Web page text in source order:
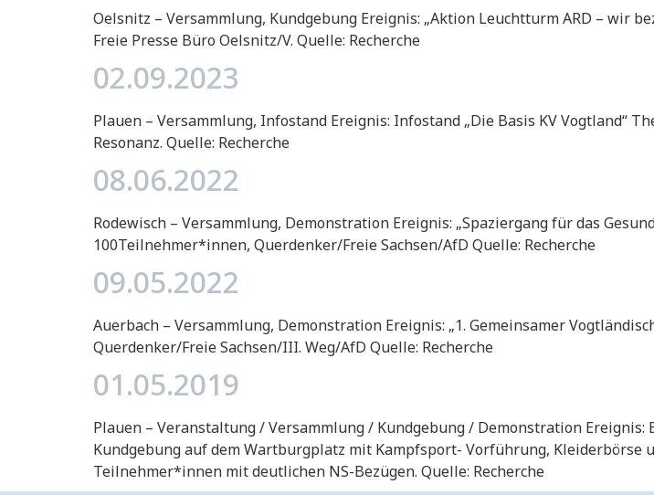
Oelsnitz – Versammlung, Kundgebung Ereignis: „Aktion Leuchtturm ARD – wir
Freie Presse Büro Oelsnitz/V. Quelle: Recherche
02.09.2023
Plauen – Versammlung, Infostand Ereignis: Infostand „Die Basis KV Vogtland“
Resonanz. Quelle: Recherche
08.06.2022
Rodewisch – Versammlung, Demonstration Ereignis: „Spaziergang für das
100Teilnehmer*innen, Querdenker/Freie Sachsen/AfD Quelle: Recherche
09.05.2022
Auerbach – Versammlung, Demonstration Ereignis: „1. Gemeinsamer
Querdenker/Freie Sachsen/III. Weg/AfD Quelle: Recherche
01.05.2019
Plauen – Veranstaltung / Versammlung / Kundgebung / Demonstration Ereignis:
Kundgebung auf dem Wartburgplatz mit Kampfsport- Vorführung, Kleiderbörse
Teilnehmer*innen mit deutlichen NS-Bezügen. Quelle: Recherche